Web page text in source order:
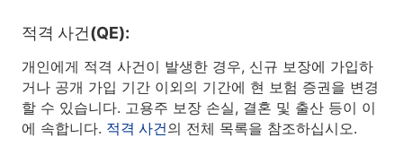
적격 사건(QE):
개인에게 적격 사건이 발생한 경우, 신규 보장에 가입하
거나 공개 가입 기간 이외의 기간에 현 보험 증권을 변경
할 수 있습니다. 고용주 보장 손실, 결혼 및 출산 등이 이
에 속합니다. 적격 사건의 전체 목록을 참조하십시오.